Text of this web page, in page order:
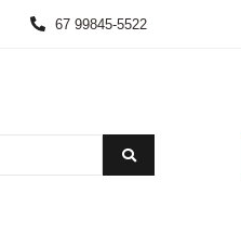
67 99845-5522